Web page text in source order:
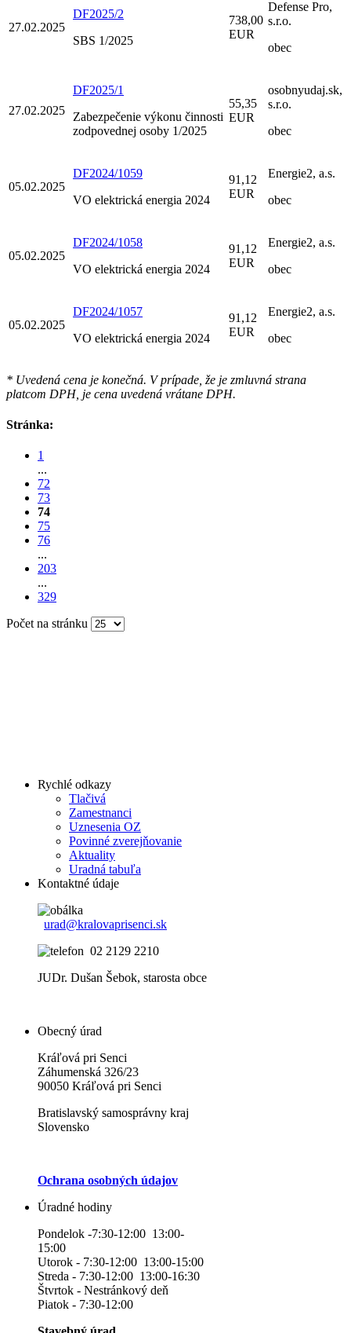
27.02.2025
DF2025/2
SBS 1/2025
738,00
EUR
Defense Pro,
s.r.o.
obec
27.02.2025
DF2025/1
Zabezpečenie výkonu činnosti
zodpovednej osoby 1/2025
55,35
EUR
osobnyudaj.sk,
s.r.o.
obec
05.02.2025
DF2024/1059
VO elektrická energia 2024
91,12
EUR
Energie2, a.s.
obec
05.02.2025
DF2024/1058
VO elektrická energia 2024
91,12
EUR
Energie2, a.s.
obec
05.02.2025
DF2024/1057
VO elektrická energia 2024
91,12
EUR
Energie2, a.s.
obec
* Uvedená cena je konečná. V prípade, že je zmluvná strana
platcom DPH, je cena uvedená vrátane DPH.
Stránka:
1
...
72
73
74
75
76
...
203
...
329
Počet na stránku
Rychlé odkazy
Tlačivá
Zamestnanci
Uznesenia OZ
Povinné zverejňovanie
Aktuality
Uradná tabuľa
Kontaktné údaje
urad@kralovaprisenci.sk
02 2129 2210
JUDr. Dušan Šebok, starosta obce
Obecný úrad
Kráľová pri Senci
Záhumenská 326/23
90050 Kráľová pri Senci
Bratislavský samosprávny kraj
Slovensko
Ochrana osobných údajov
Úradné hodiny
Pondelok -7:30-12:00 13:00-
15:00
Utorok - 7:30-12:00 13:00-15:00
Streda - 7:30-12:00 13:00-16:30
Štvrtok - Nestránkový deň
Piatok - 7:30-12:00